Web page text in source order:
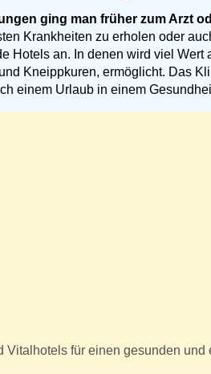
ging man früher zum Arzt
Krankheiten zu erholen oder
Hotels an. In denen wird viel
Kneippkuren, ermöglicht. Das
einem Urlaub in einem
Vitalhotels für einen gesunden und